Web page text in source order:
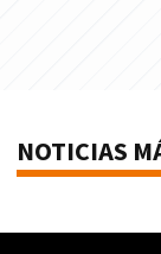
NOTICIAS